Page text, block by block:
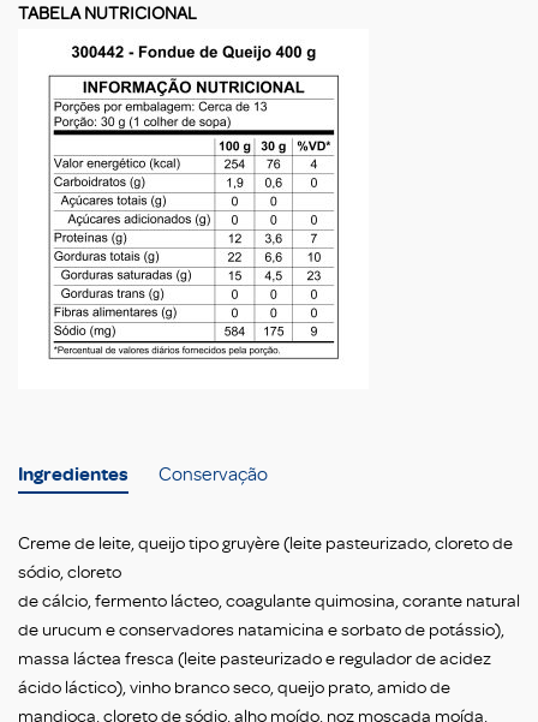
TABELA NUTRICIONAL
Ingredientes Conservação
Creme de leite, queijo tipo gruyère (leite pasteurizado, cloreto de
sódio, cloreto
de cálcio, fermento lácteo, coagulante quimosina, corante natural
de urucum e conservadores natamicina e sorbato de potássio),
massa láctea fresca (leite pasteurizado e regulador de acidez
ácido láctico), vinho branco seco, queijo prato, amido de
mandioca, cloreto de sódio, alho moído, noz moscada moída,